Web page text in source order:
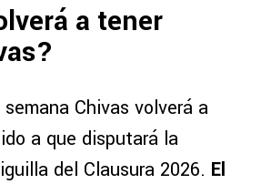
a tener
Chivas volverá a
a que disputará la
del Clausura 2026. El